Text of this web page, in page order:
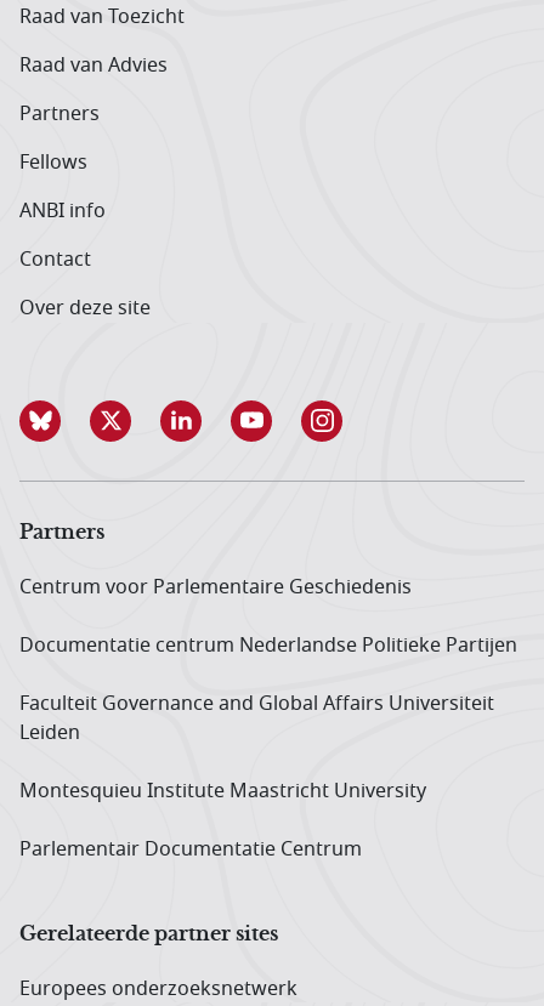
Raad van Toezicht
Raad van Advies
Partners
Fellows
ANBI info
Contact
Over deze site
Partners
Centrum voor Parlementaire Geschiedenis
Documentatie centrum Neder­landse Politieke Partijen
Faculteit Governance and Global Affairs Universiteit
Leiden
Montesquieu Institute Maastricht University
Parlementair Documentatie Centrum
Gerelateerde partner sites
Europees onderzoeks­netwerk